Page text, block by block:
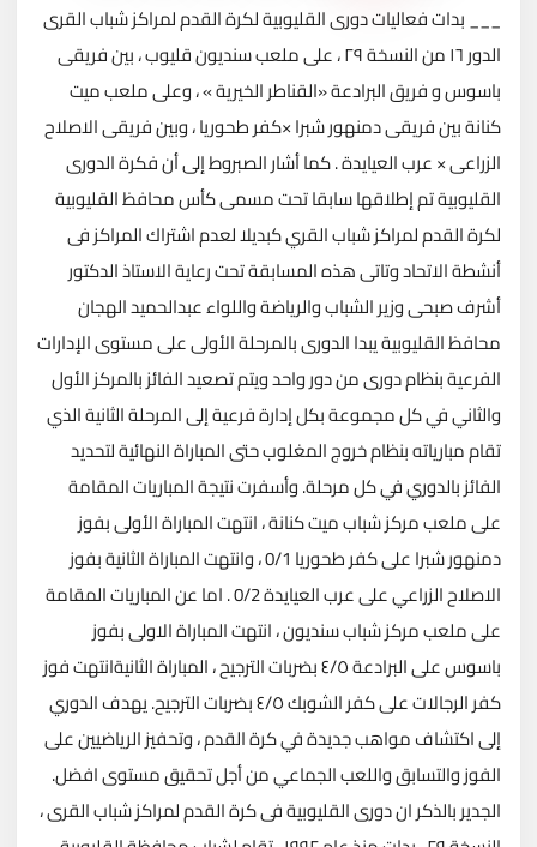
___ بدات فعاليات دورى القليوبية لكرة القدم لمراكز شباب القرى
الدور ١٦ من النسخة ٢٩ ، على ملعب سنديون قليوب ، بين فريقى
باسوس و فريق البرادعة «القناطر الخيرية » ، وعلى ملعب ميت
كنانة بين فريقى دمنهور شبرا ×كفر طحوريا ، وبين فريقى الاصلاح
الزراعى × عرب العيايدة . كما أشار الصبروط إلى أن فكرة الدورى
القليوبية تم إطلاقها سابقا تحت مسمى كأس محافظ القليوبية
لكرة القدم لمراكز شباب القري كبديلا لعدم اشتراك المراكز فى
أنشطة الاتحاد وتاتى هذه المسابقة تحت رعاية الاستاذ الدكتور
أشرف صبحى وزير الشباب والرياضة واللواء عبدالحميد الهجان
محافظ القليوبية يبدا الدورى بالمرحلة الأولى على مستوى الإدارات
الفرعية بنظام دورى من دور واحد ويتم تصعيد الفائز بالمركز الأول
والثاني في كل مجموعة بكل إدارة فرعية إلى المرحلة الثانية الذي
تقام مبارياته بنظام خروج المغلوب حتى المباراة النهائية لتحديد
الفائز بالدوري في كل مرحلة. وأسفرت نتيجة المباريات المقامة
على ملعب مركز شباب ميت كنانة ، انتهت المباراة الأولى بفوز
دمنهور شبرا على كفر طحوريا 0/1 ، وانتهت المباراة الثانية بفوز
الاصلاح الزراعي على عرب العيايدة 0/2 . اما عن المباريات المقامة
على ملعب مركز شباب سنديون ، انتهت المباراة الاولى بفوز
باسوس على البرادعة ٤/٥ بضربات الترجيح ، المباراة الثانيةانتهت فوز
كفر الرجالات على كفر الشوبك ٤/٥ بضربات الترجيح. يهدف الدوري
إلى اكتشاف مواهب جديدة في كرة القدم ، وتحفيز الرياضيين على
الفوز والتسابق واللعب الجماعي من أجل تحقيق مستوى افضل.
الجدير بالذكر ان دورى القليوبية فى كرة القدم لمراكز شباب القرى ،